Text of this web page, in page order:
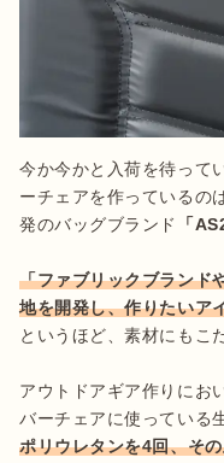
今か今かと入荷を待って
ーチェアを作っているの
発のバッグブランド
「
「ファブリックブランド
地を開発し、作りたいア
というほど、素材にもこ
アウトドアギア作りにお
バーチェアに使っている
ポリウレタンを4回、そ